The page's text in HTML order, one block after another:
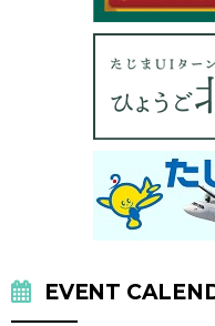
EVENT